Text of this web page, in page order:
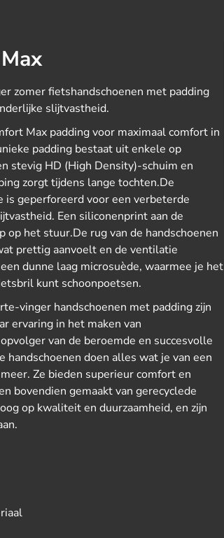
zomer fietshandschoenen met padding
slijtvastheid.
Max padding voor maximaal comfort in
padding bestaat uit enkele op
stevig HD (High Density)-schuim en
zorgt tijdens lange tochten.De
is geperforeerd voor een verbeterde
Een siliconenprint aan de
het stuur.De rug van de handschoenen
prettig aanvoelt en de ventilatie
dunne laag microsuède, waarmee je het
kunt schoonpoetsen.
vinger handschoenen met padding zijn
ervaring in het maken van
van de beroemde en succesvolle
handschoenen doen alles wat je van een
Ze bieden superieur comfort en
bovendien gemaakt van gerecyclede
op kwaliteit en duurzaamheid, en zijn